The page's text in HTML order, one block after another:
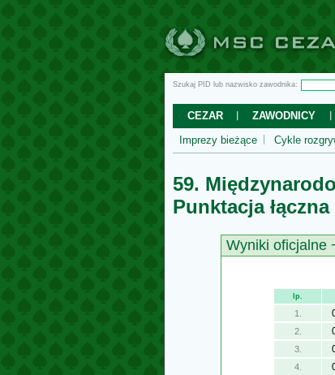
Szukaj PID lub nazwisko zawodnika:
CEZAR ZAWODNICY
Imprezy bieżące
Cykle
59.
Punktacja łączna
Wyniki oficjalne
lp.
1.
2.
3.
4.